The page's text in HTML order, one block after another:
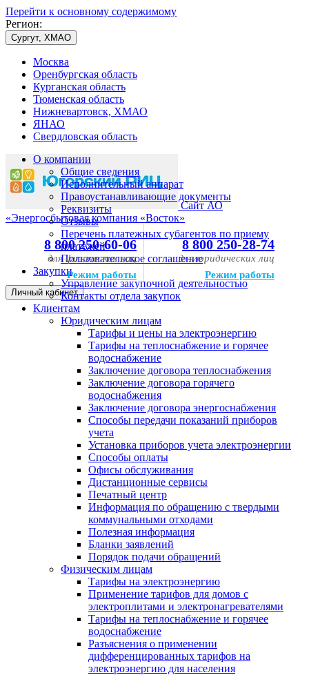
Перейти к основному содержимому
Регион:
Сургут, ХМАО
Москва
Оренбургская область
Курганская область
Тюменская область
Нижневартовск, ХМАО
ЯНАО
Свердловская область
Сайт АО
«Энергосбытовая компания «Восток»
8 800 250-60-06
для физических лиц
Режим работы
8 800 250-28-74
для юридических лиц
Режим работы
Личный кабинет
О компании
Общие сведения
Исполнительный аппарат
Правоустанавливающие документы
Реквизиты
Отзывы
Перечень платежных субагентов по приему
платежей
Пользовательское соглашение
Закупки
Управление закупочной деятельностью
Контакты отдела закупок
Клиентам
Юридическим лицам
Тарифы и цены на электроэнергию
Тарифы на теплоснабжение и горячее
водоснабжение
Заключение договора теплоснабжения
Заключение договора горячего
водоснабжения
Заключение договора энергоснабжения
Способы передачи показаний приборов
учета
Установка приборов учета электроэнергии
Способы оплаты
Офисы обслуживания
Дистанционные сервисы
Печатный центр
Информация по обращению с твердыми
коммунальными отходами
Полезная информация
Бланки заявлений
Порядок подачи обращений
Физическим лицам
Тарифы на электроэнергию
Применение тарифов для домов с
электроплитами и электронагревателями
Тарифы на теплоснабжение и горячее
водоснабжение
Разъяснения о применении
дифференцированных тарифов на
электроэнергию для населения